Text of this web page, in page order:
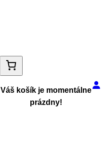
Váš košík je momentálne
prázdny!